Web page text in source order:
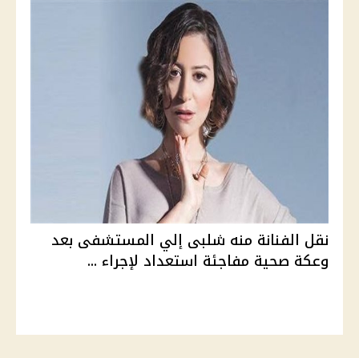
نقل الفنانة منه شلبى إلي المستشفى بعد
وعكة صحية مفاجئة استعداد لإجراء ...